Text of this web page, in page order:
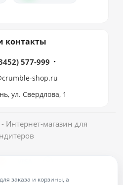
контакты
577-999
shop.ru
ул. Свердлова, 1
Интернет-магазин для
заказа и корзины, а